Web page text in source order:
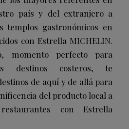
país y del extranjero a
templos gastronómicos en
con Estrella MICHELIN.
momento perfecto para
destinos costeros, te
de aquí y de allá para
del producto local a
con Estrella